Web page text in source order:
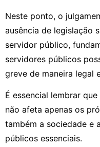
Neste ponto, o
ausência de legislação
servidor público,
servidores públicos
greve de maneira legal
É essencial lembrar
não afeta apenas os
também a sociedade e
públicos essenciais.